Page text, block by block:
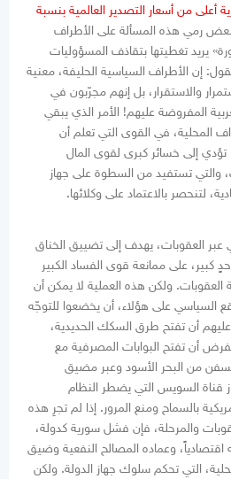
أعلى من أسعار التصدير العالمية بنسبة
رمي هذه المسألة على الأطراف
يريد تغطيتها بتقاذف المسؤوليات
إن الأطراف السياسية الحليفة، معنية
والاستقرار، بل إنهم مجرّبون في
المفروضة عليهم! الأمر الذي يبقي
المحلية، في القوى التي تعلم أن
إلى خسائر كبرى لقوى المال
والتي تستفيد من السطوة على جهاز
لتنحصر بالاعتماد على وكلائها.
عبر العقوبات، يهدف إلى تضييق الخناق
كبير، على ممانعة قوى الفساد الكبير
ولكن هذه العملية لا يمكن أن
السياسي على هؤلاء، أن يخضعوا للتوجّه
أن تفتح طرق السكك الحديدية،
أن تفتح البوابات المصرفية مع
من البحر الأسود وعبر مضيق
قناة السويس التي يضطر النظام
بالسماح ومنع المرور. إذا لم تجرِ هذه
والمرحلة، فإن فشل سورية كدولة،
وعماده المصالح النفعية وضيق
التي تحكم سلوك جهاز الدولة. ولكن